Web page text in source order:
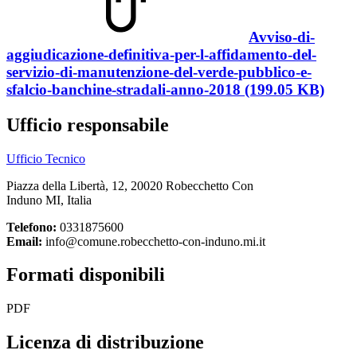
Avviso-di-
aggiudicazione-definitiva-per-l-affidamento-del-
servizio-di-manutenzione-del-verde-pubblico-e-
sfalcio-banchine-stradali-anno-2018 (199.05 KB)
Ufficio responsabile
Ufficio Tecnico
Piazza della Libertà, 12, 20020 Robecchetto Con
Induno MI, Italia
Telefono: 0331875600
Email: info@comune.robecchetto-con-induno.mi.it
Formati disponibili
PDF
Licenza di distribuzione